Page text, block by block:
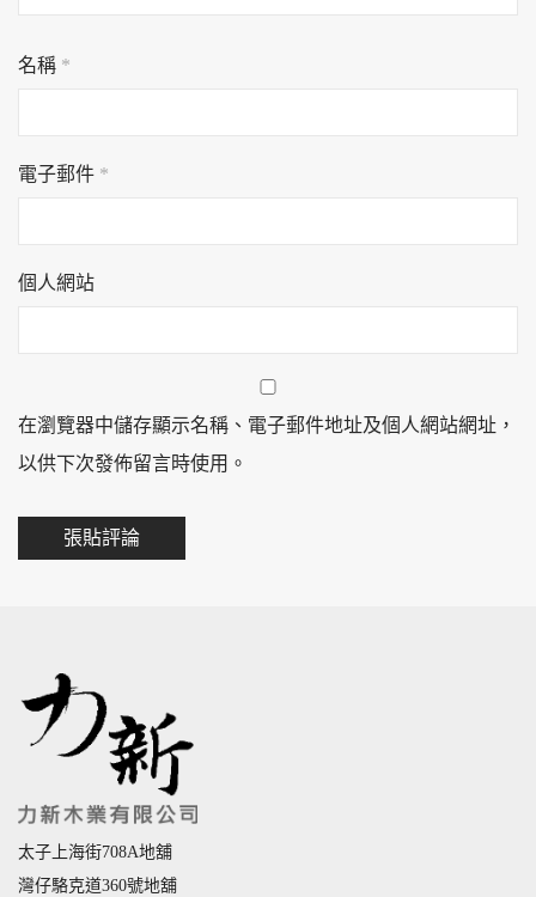
名稱 *
電子郵件 *
個人網站
在瀏覽器中儲存顯示名稱、電子郵件地址及個人網站網址，
以供下次發佈留言時使用。
太子上海街708A地舖
灣仔駱克道360號地舖